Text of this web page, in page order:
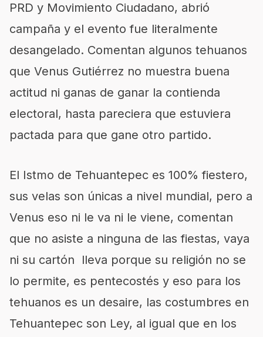
PRD y Movimiento Ciudadano, abrió
campaña y el evento fue literalmente
desangelado. Comentan algunos tehuanos
que Venus Gutiérrez no muestra buena
actitud ni ganas de ganar la contienda
electoral, hasta pareciera que estuviera
pactada para que gane otro partido.
El Istmo de Tehuantepec es 100% fiestero,
sus velas son únicas a nivel mundial, pero a
Venus eso ni le va ni le viene, comentan
que no asiste a ninguna de las fiestas, vaya
ni su cartón lleva porque su religión no se
lo permite, es pentecostés y eso para los
tehuanos es un desaire, las costumbres en
Tehuantepec son Ley, al igual que en los